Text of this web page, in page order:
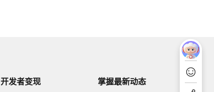
开发者变现 掌握最新动态